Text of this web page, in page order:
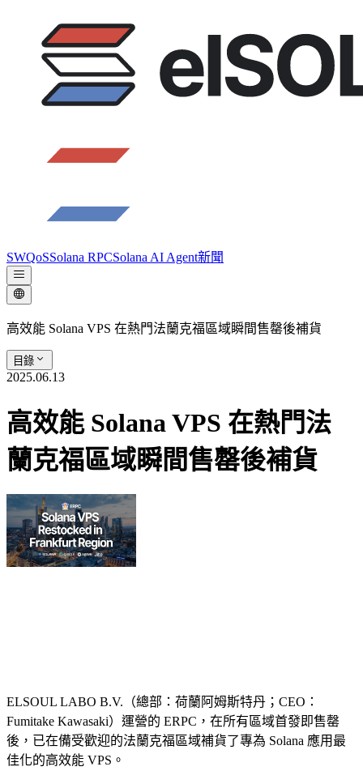
SWQoSSolana RPCSolana AI Agent新聞
高效能 Solana VPS 在熱門法蘭克福區域瞬間售罄後補貨
目錄
2025.06.13
高效能 Solana VPS 在熱門法
蘭克福區域瞬間售罄後補貨
ELSOUL LABO B.V.（總部：荷蘭阿姆斯特丹；CEO：
Fumitake Kawasaki）運營的 ERPC，在所有區域首發即售罄
後，已在備受歡迎的法蘭克福區域補貨了專為 Solana 應用最
佳化的高效能 VPS。